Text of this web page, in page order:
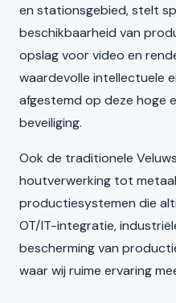
en stationsgebied, stelt
beschikbaarheid van
opslag voor video en
waardevolle intellectuele
afgestemd op deze hoge
beveiliging.
Ook de traditionele
houtverwerking tot
productiesystemen die
OT/IT-integratie,
bescherming van
waar wij ruime ervaring